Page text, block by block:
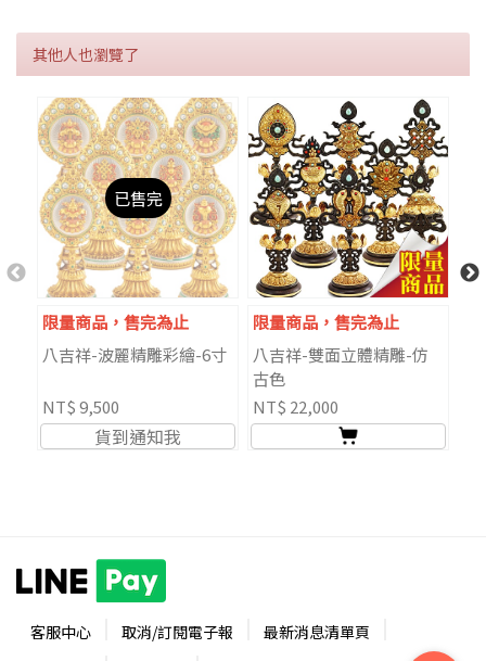
其他人也瀏覽了
已售完
限量商品，售完為止
八吉祥-波麗精雕彩繪-6寸
NT$ 9,500
貨到通知我
限量商品，售完為止
八吉祥-雙面立體精雕-仿
古色
NT$ 22,000
客服中心 取消/訂閱電子報
最新消息清單頁